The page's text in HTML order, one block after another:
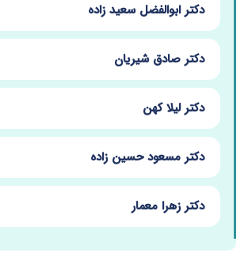
دکتر ابوالفضل سعید زاده
دکتر صادق شیریان
دکتر لیلا کهن
دکتر مسعود حسین زاده
دکتر زهرا معمار